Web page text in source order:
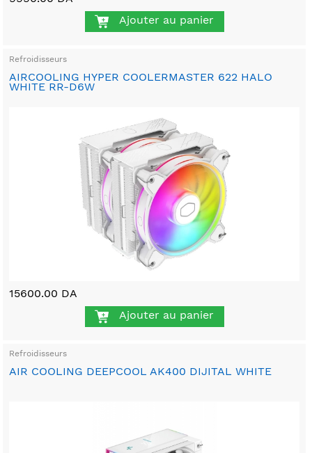
Ajouter au panier
Refroidisseurs
AIRCOOLING HYPER COOLERMASTER 622 HALO
WHITE RR-D6W
15600.00 DA
Ajouter au panier
Refroidisseurs
AIR COOLING DEEPCOOL AK400 DIJITAL WHITE